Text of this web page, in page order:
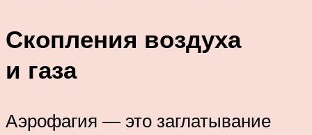
Скопления воздуха
и газа
Аэрофагия — это заглатывание